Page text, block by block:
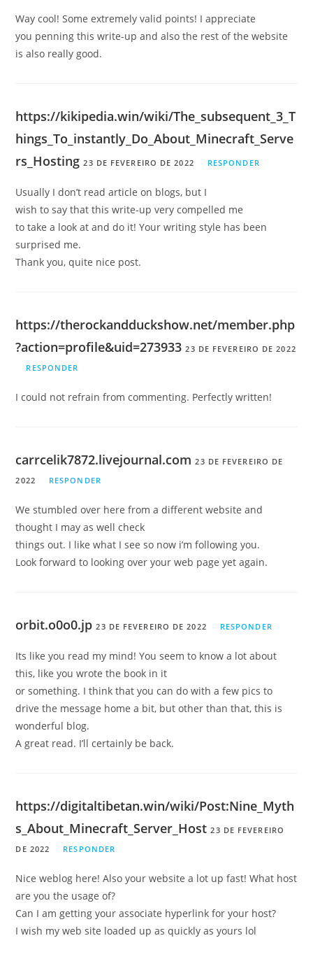
Way cool! Some extremely valid points! I appreciate
you penning this write-up and also the rest of the website
is also really good.
https://kikipedia.win/wiki/The_subsequent_3_T
hings_To_instantly_Do_About_Minecraft_Serve
rs_Hosting 23 DE FEVEREIRO DE 2022 RESPONDER
Usually I don’t read article on blogs, but I
wish to say that this write-up very compelled me
to take a look at and do it! Your writing style has been
surprised me.
Thank you, quite nice post.
https://therockandduckshow.net/member.php
?action=profile&uid=273933 23 DE FEVEREIRO DE 2022
RESPONDER
I could not refrain from commenting. Perfectly written!
carrcelik7872.livejournal.com 23 DE FEVEREIRO DE
2022
RESPONDER
We stumbled over here from a different website and
thought I may as well check
things out. I like what I see so now i’m following you.
Look forward to looking over your web page yet again.
orbit.o0o0.jp 23 DE FEVEREIRO DE 2022 RESPONDER
Its like you read my mind! You seem to know a lot about
this, like you wrote the book in it
or something. I think that you can do with a few pics to
drive the message home a bit, but other than that, this is
wonderful blog.
A great read. I’ll certainly be back.
https://digitaltibetan.win/wiki/Post:Nine_Myth
s_About_Minecraft_Server_Host 23 DE FEVEREIRO
DE 2022
RESPONDER
Nice weblog here! Also your website a lot up fast! What host
are you the usage of?
Can I am getting your associate hyperlink for your host?
I wish my web site loaded up as quickly as yours lol